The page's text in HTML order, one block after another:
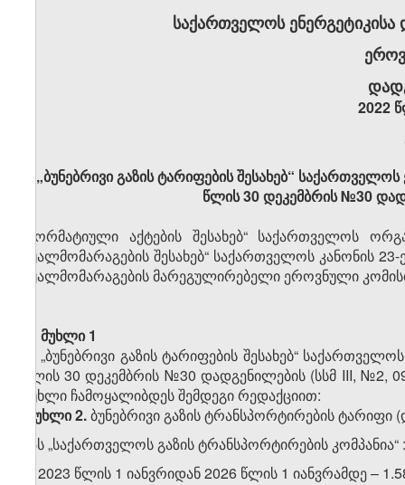
საქართველოს
2022
„ბუნებრივი გაზის ტარიფების შესახებ“
წლის 30 დეკემბრის №30
„ნორმატიული აქტების შესახებ“ საქართველოს
წყალმომარაგების შესახებ“ საქართველოს კანონის
წყალმომარაგების მარეგულირებელი ეროვნული
მუხლი 1
„ბუნებრივი გაზის ტარიფების შესახებ“
წლის 30 დეკემბრის №30 დადგენილების (სსმ III, №2,
მუხლი ჩამოყალიბდეს შემდეგი რედაქციით:
მუხლი2.ბუნებრივი გაზის ტრანსპორტირების
შპს „საქართველოს გაზის ტრანსპორტირების კომპანია“ :
ა) 2023 წლის 1 იანვრიდან 2026 წლის 1 იანვრამდე –